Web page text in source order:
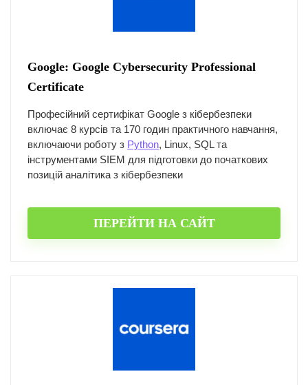
Google: Google Cybersecurity Professional
Certificate
Професійний сертифікат Google з кібербезпеки
включає 8 курсів та 170 годин практичного навчання,
включаючи роботу з Python, Linux, SQL та
інструментами SIEM для підготовки до початкових
позицій аналітика з кібербезпеки
ПЕРЕЙТИ НА САЙТ